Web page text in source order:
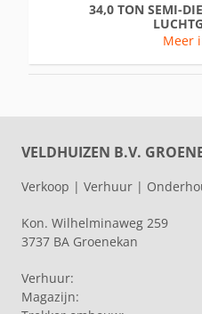
34,0 TON SEMI-
Meer
VELDHUIZEN B.V.
Verkoop | Verhuur |
Kon. Wilhelminaweg 259
3737 BA Groenekan
Verhuur:
Magazijn: